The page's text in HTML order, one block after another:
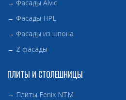
→ Фасады Alvic
→ Фасады HPL
→ Фасады из шпона
→ Z фасады
ПЛИТЫ И СТОЛЕШНИЦЫ
→ Плиты Fenix NTM